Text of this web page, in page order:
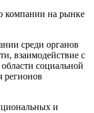
компании на рынке
среди органов
взаимодействие с
социальной
регионов
и